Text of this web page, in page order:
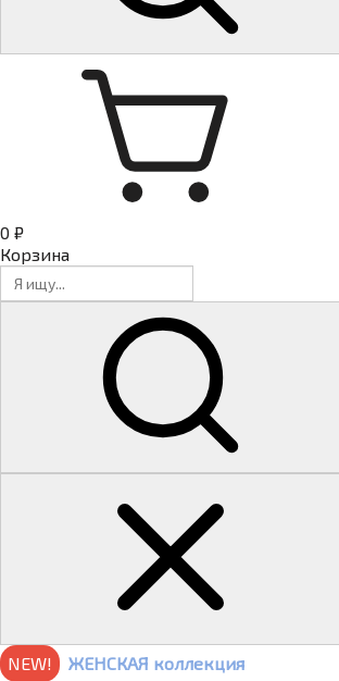
0 ₽
Корзина
NEW!
ЖЕНСКАЯ коллекция